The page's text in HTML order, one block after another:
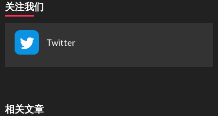
关注我们
Twitter
相关文章